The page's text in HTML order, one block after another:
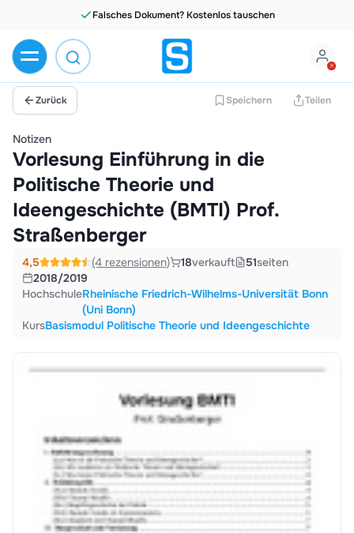
Zurück Speichern Teilen
Notizen
Vorlesung Einführung in die
Politische Theorie und
Ideengeschichte (BMTI) Prof.
Straßenberger
4,5 (4 rezensionen) 18verkauft 51seiten
2018/2019
HochschuleRheinische Friedrich-Wilhelms-Universität Bonn
(Uni Bonn)
KursBasismodul Politische Theorie und Ideengeschichte